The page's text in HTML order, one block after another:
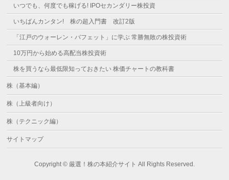
いつでも、何度でも稼げる! IPOセカンダリー株投資
いちばんカンタン! 株の超入門書 改訂2版
「江戸のウォーレン・バフェット」に学ぶ 常勝無敗の株投資術
10万円から始める高配当株投資術
株を買うなら最低限知っておきたい 株価チャートの教科書
株（基本編）
株（上級者向け）
株（テクニック編）
サイトマップ
Copyright © 厳選！株の本紹介サイト All Rights Reserved.